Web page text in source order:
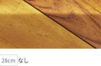
28cm なし